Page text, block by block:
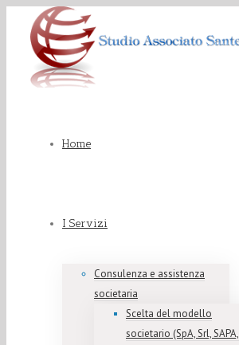
Home
I Servizi
Consulenza e assistenza
societaria
Scelta del modello
societario (SpA, Srl, SAPA,